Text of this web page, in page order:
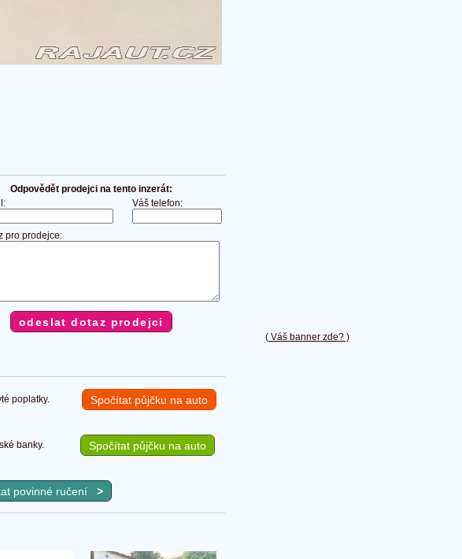
( Váš banner zde? )
Odpovědět prodejci na tento inzerát:
Váš telefon:
pro prodejce:
poplatky. Spočítat půjčku na auto
banky. Spočítat půjčku na auto
povinné ručení >